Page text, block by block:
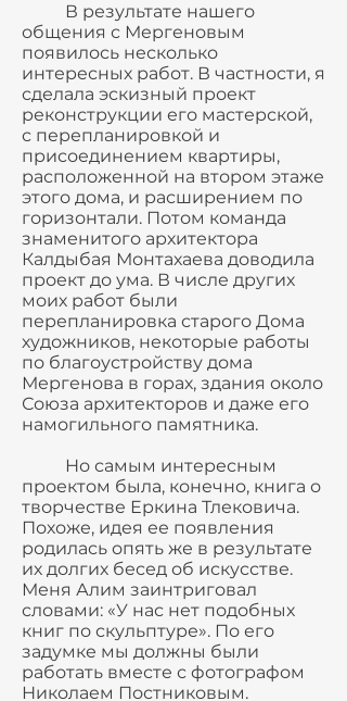
В результате нашего
общения с Мергеновым
появилось несколько
интересных работ. В частности, я
сделала эскизный проект
реконструкции его мастерской,
с перепланировкой и
присоединением квартиры,
расположенной на втором этаже
этого дома, и расширением по
горизонтали. Потом команда
знаменитого архитектора
Калдыбая Монтахаева доводила
проект до ума. В числе других
моих работ были
перепланировка старого Дома
художников, некоторые работы
по благоустройству дома
Мергенова в горах, здания около
Союза архитекторов и даже его
намогильного памятника.
Но самым интересным
проектом была, конечно, книга о
творчестве Еркина Тлековича.
Похоже, идея ее появления
родилась опять же в результате
их долгих бесед об искусстве.
Меня Алим заинтриговал
словами: «У нас нет подобных
книг по скульптуре». По его
задумке мы должны были
работать вместе с фотографом
Николаем Постниковым.